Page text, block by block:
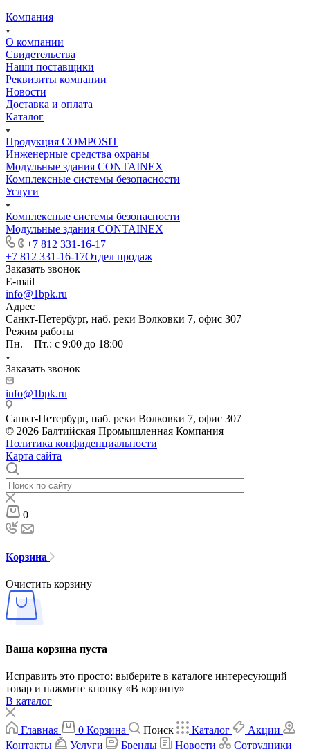
Компания
О компании
Свидетельства
Наши поставщики
Реквизиты компании
Новости
Доставка и оплата
Каталог
Продукция COMPOSIT
Инженерные средства охраны
Модульные здания CONTAINEX
Комплексные системы безопасности
Услуги
Комплексные системы безопасности
Модульные здания CONTAINEX
+7 812 331-16-17
+7 812 331-16-17Отдел продаж
Заказать звонок
E-mail
info@1bpk.ru
Адрес
Санкт-Петербург, наб. реки Волковки 7, офис 307
Режим работы
Пн. – Пт.: с 9:00 до 18:00
Заказать звонок
info@1bpk.ru
Санкт-Петербург, наб. реки Волковки 7, офис 307
© 2026 Балтийская Промышленная Компания
Политика конфиденциальности
Карта сайта
0
Корзина
Очистить корзину
Ваша корзина пуста
Исправить это просто: выберите в каталоге интересующий
товар и нажмите кнопку «В корзину»
В каталог
Главная 0 Корзина Поиск Каталог
Акции
Контакты
Услуги Бренды Новости Сотрудники